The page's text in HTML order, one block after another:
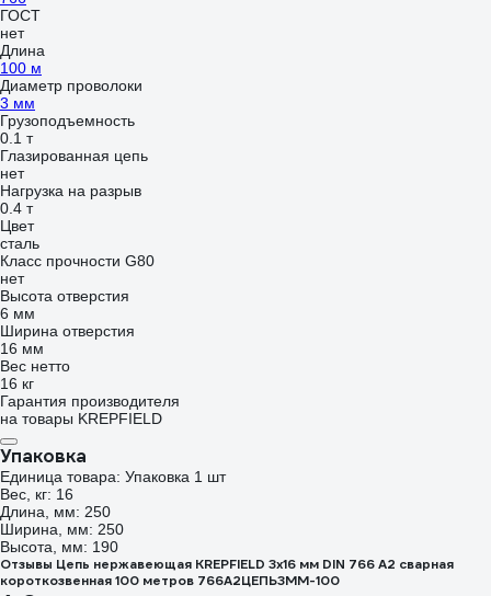
ГОСТ
нет
Длина
100 м
Диаметр проволоки
3 мм
Грузоподъемность
0.1 т
Глазированная цепь
нет
Нагрузка на разрыв
0.4 т
Цвет
сталь
Класс прочности G80
нет
Высота отверстия
6 мм
Ширина отверстия
16 мм
Вес нетто
16 кг
Гарантия производителя
на товары KREPFIELD
Упаковка
Единица товара: Упаковка 1 шт
Вес, кг: 16
Длина, мм: 250
Ширина, мм: 250
Высота, мм: 190
Отзывы Цепь нержавеющая KREPFIELD 3х16 мм DIN 766 А2 сварная
короткозвенная 100 метров 766А2ЦЕПЬ3ММ-100